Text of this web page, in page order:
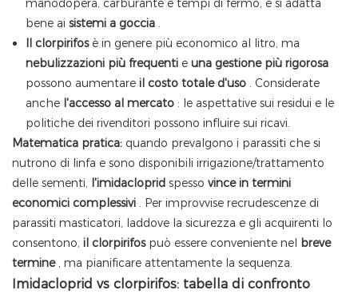
manodopera, carburante e tempi di fermo, e si adatta
bene ai sistemi a goccia.
Il clorpirifosè in genere più economico al litro, ma
nebulizzazioni più frequentie una gestione più rigorosa
possono aumentare il costo totale d'uso. Considerate
anche l'accesso al mercato: le aspettative sui residui e le
politiche dei rivenditori possono influire sui ricavi.
Matematica pratica: quando prevalgono i parassiti che si
nutrono di linfa e sono disponibili irrigazione/trattamento
delle sementi, l'imidacloprid spesso vince in termini
economici complessivi . Per improvvise recrudescenze di
parassiti masticatori, laddove la sicurezza e gli acquirenti lo
consentono, il clorpirifospuò essere conveniente nel breve
termine, ma pianificare attentamente la sequenza.
Imidacloprid vs clorpirifos: tabella di confronto